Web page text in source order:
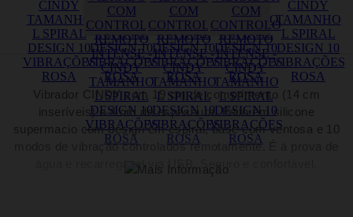
Vibrador CINDY com 19 cm de comprimento (14 cm
inseríveis) e 4 cm de espessura. Feito em silicone
supermacio com design em espiral, base com ventosa e 10
modos de vibração controlados remotamente. É à prova de
água e recarregável via USB. Seguro e confortável.